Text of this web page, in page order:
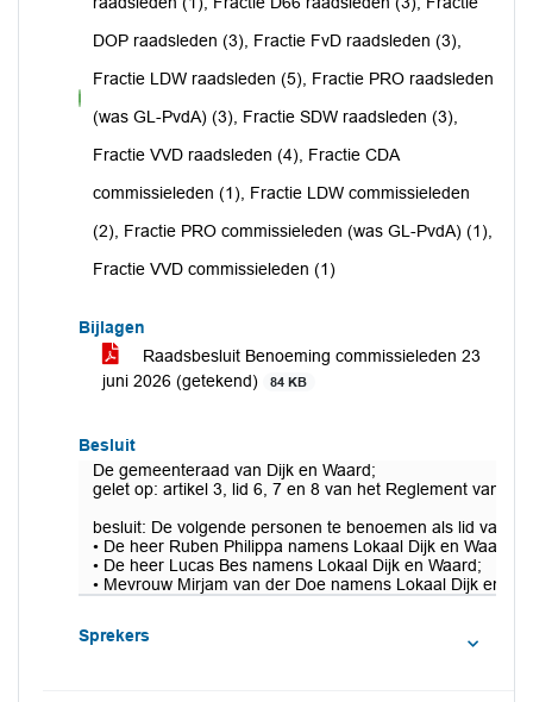
voor
DOP raadsleden (3), Fractie FvD raadsleden (3),
Fractie LDW raadsleden (5), Fractie PRO raadsleden
(was GL-PvdA) (3), Fractie SDW raadsleden (3),
Fractie VVD raadsleden (4), Fractie CDA
commissieleden (1), Fractie LDW commissieleden
(2), Fractie PRO commissieleden (was GL-PvdA) (1),
Fractie VVD commissieleden (1)
Bijlagen
Raadsbesluit Benoeming commissieleden 23
juni 2026 (getekend)
84 KB
Besluit
De gemeenteraad van Dijk en Waard;
gelet op: artikel 3, lid 6, 7 en 8 van het Reglement van
besluit: De volgende personen te benoemen als lid van
• De heer Ruben Philippa namens Lokaal Dijk en Waard;
• De heer Lucas Bes namens Lokaal Dijk en Waard;
• Mevrouw Mirjam van der Doe namens Lokaal Dijk en
Sprekers